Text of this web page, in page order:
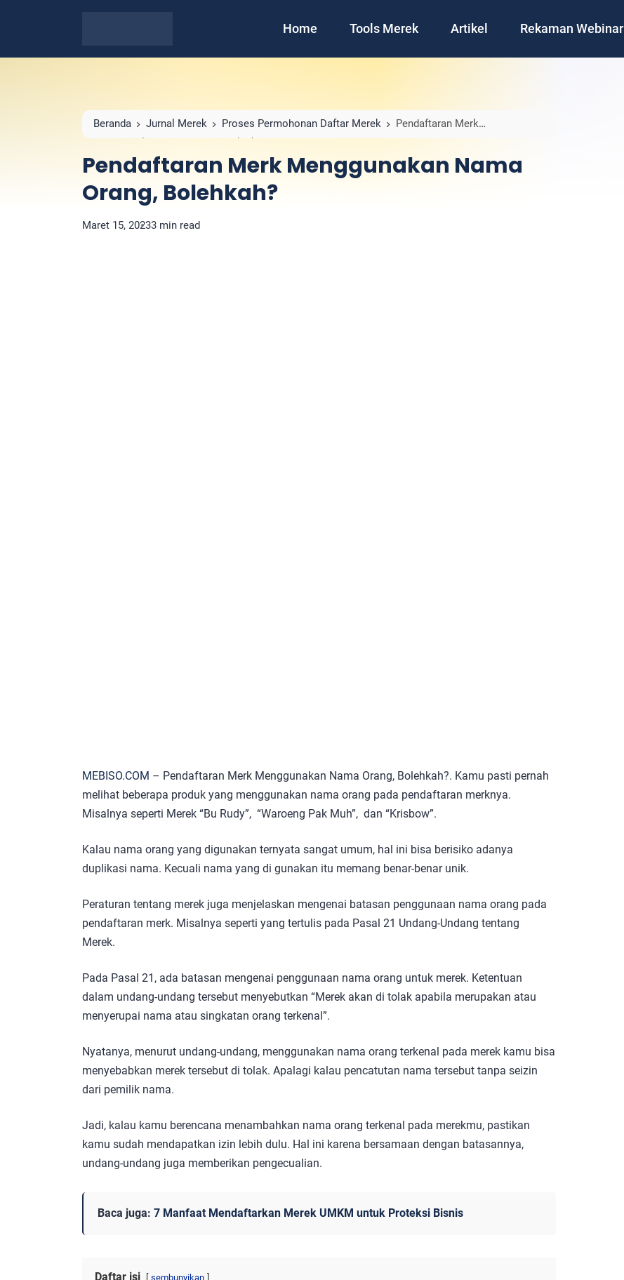
Home Tools Merek Artikel Rekaman Webinar
Beranda Jurnal Merek Proses Permohonan Daftar Merek
Pendaftaran Merk
Menggunakan Nama Orang, Bolehkah?
Pendaftaran Merk Menggunakan Nama
Orang, Bolehkah?
Maret 15, 20233 min read
MEBISO.COM – Pendaftaran Merk Menggunakan Nama Orang, Bolehkah?. Kamu pasti pernah
melihat beberapa produk yang menggunakan nama orang pada pendaftaran merknya.
Misalnya seperti Merek “Bu Rudy”, “Waroeng Pak Muh”, dan “Krisbow”.
Kalau nama orang yang digunakan ternyata sangat umum, hal ini bisa berisiko adanya
duplikasi nama. Kecuali nama yang di gunakan itu memang benar-benar unik.
Peraturan tentang merek juga menjelaskan mengenai batasan penggunaan nama orang pada
pendaftaran merk. Misalnya seperti yang tertulis pada Pasal 21 Undang-Undang tentang
Merek.
Pada Pasal 21, ada batasan mengenai penggunaan nama orang untuk merek. Ketentuan
dalam undang-undang tersebut menyebutkan “Merek akan di tolak apabila merupakan atau
menyerupai nama atau singkatan orang terkenal”.
Nyatanya, menurut undang-undang, menggunakan nama orang terkenal pada merek kamu bisa
menyebabkan merek tersebut di tolak. Apalagi kalau pencatutan nama tersebut tanpa seizin
dari pemilik nama.
Jadi, kalau kamu berencana menambahkan nama orang terkenal pada merekmu, pastikan
kamu sudah mendapatkan izin lebih dulu. Hal ini karena bersamaan dengan batasannya,
undang-undang juga memberikan pengecualian.
Baca juga: 7 Manfaat Mendaftarkan Merek UMKM untuk Proteksi Bisnis
Daftar isi sembunyikan